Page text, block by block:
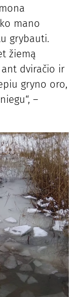
mano
grybauti.
žiemą
dviračio ir
gryno oro,
–